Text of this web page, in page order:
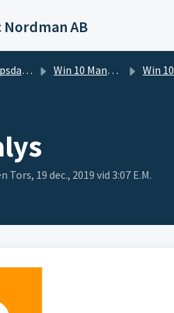
Nordman AB
Win 10 Manualer Win 10
Tors, 19 dec., 2019 vid 3:07 E.M.